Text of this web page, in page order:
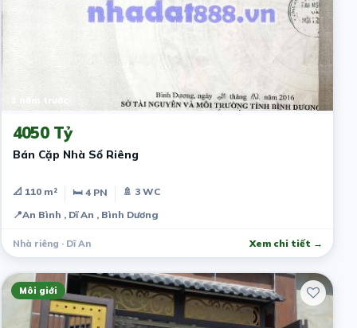
1 năm trước
4050 Tỷ
Bán Cặp Nhà Sổ Riêng
📐 110 m² 🛏 4 PN
🚿 3 WC
📍An Bình , Dĩ An , Bình Dương
Nhà riêng · Dĩ An Xem chi tiết →
Môi giới